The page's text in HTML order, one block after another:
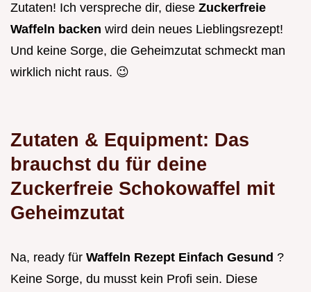
Zutaten! Ich verspreche dir, diese Zuckerfreie
Waffeln backen wird dein neues Lieblingsrezept!
Und keine Sorge, die Geheimzutat schmeckt man
wirklich nicht raus. 😉
Zutaten & Equipment: Das
brauchst du für deine
Zuckerfreie Schokowaffel mit
Geheimzutat
Na, ready für Waffeln Rezept Einfach Gesund ?
Keine Sorge, du musst kein Profi sein. Diese